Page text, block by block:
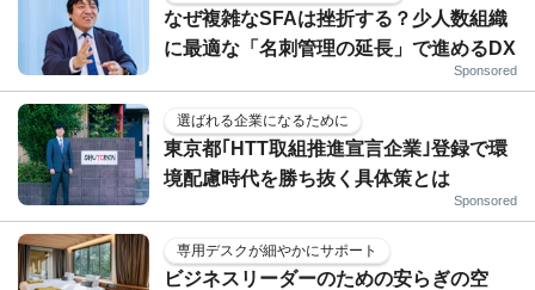
なぜ複雑なSFAは挫折する？少人数組織
に最適な「名刺管理の延長」で進めるDX
Sponsored
選ばれる企業になるために
東京都｢HTT取組推進宣言企業｣登録で環
境配慮時代を勝ち抜く具体策とは
Sponsored
専用デスクが細やかにサポート
ビジネスリーダーのための安らぎの空